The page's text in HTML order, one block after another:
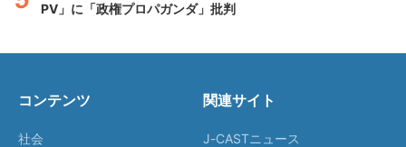
PV」に「政権プロパガンダ」批判
コンテンツ
社会
関連サイト
J-CASTニュース